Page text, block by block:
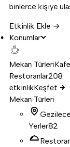
binlerce kişiye
Etkinlik Ekle →
Konumlar
Mekan Türleri
Restoranlar208
etkinlikKeşfet
Mekan Türleri
Yerler82